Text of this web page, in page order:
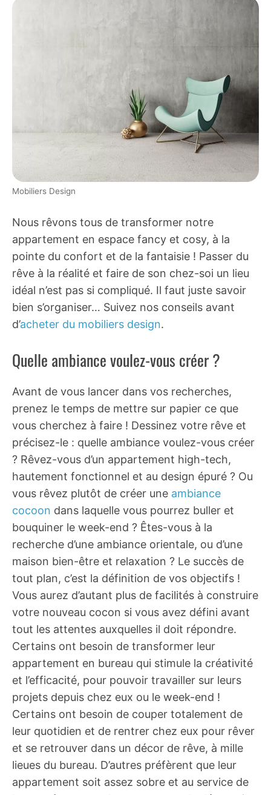
Mobiliers Design
Nous rêvons tous de transformer notre
appartement en espace fancy et cosy, à la
pointe du confort et de la fantaisie ! Passer du
rêve à la réalité et faire de son chez-soi un lieu
idéal n’est pas si compliqué. Il faut juste savoir
bien s’organiser… Suivez nos conseils avant
d’acheter du mobiliers design.
Quelle ambiance voulez-vous créer ?
Avant de vous lancer dans vos recherches,
prenez le temps de mettre sur papier ce que
vous cherchez à faire ! Dessinez votre rêve et
précisez-le : quelle ambiance voulez-vous créer
? Rêvez-vous d’un appartement high-tech,
hautement fonctionnel et au design épuré ? Ou
vous rêvez plutôt de créer une ambiance
cocoon dans laquelle vous pourrez buller et
bouquiner le week-end ? Êtes-vous à la
recherche d’une ambiance orientale, ou d’une
maison bien-être et relaxation ? Le succès de
tout plan, c’est la définition de vos objectifs !
Vous aurez d’autant plus de facilités à construire
votre nouveau cocon si vous avez défini avant
tout les attentes auxquelles il doit répondre.
Certains ont besoin de transformer leur
appartement en bureau qui stimule la créativité
et l’efficacité, pour pouvoir travailler sur leurs
projets depuis chez eux ou le week-end !
Certains ont besoin de couper totalement de
leur quotidien et de rentrer chez eux pour rêver
et se retrouver dans un décor de rêve, à mille
lieues du bureau. D’autres préfèrent que leur
appartement soit assez sobre et au service de